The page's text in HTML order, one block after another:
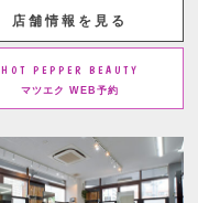
店舗情報を見る
HOT PEPPER BEAUTY
マツエク WEB予約